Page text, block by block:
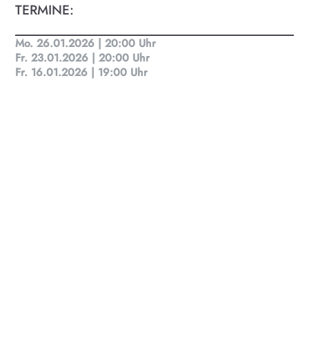
TERMINE:
Mo. 26.01.2026 | 20:00 Uhr
Fr. 23.01.2026 | 20:00 Uhr
Fr. 16.01.2026 | 19:00 Uhr
KULTplan ABO